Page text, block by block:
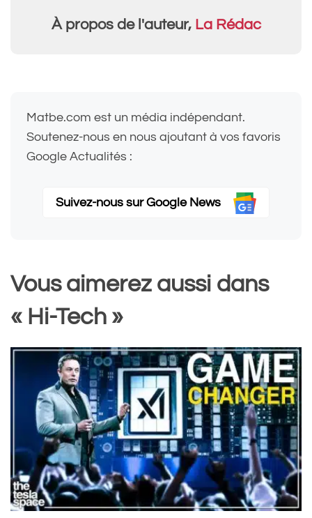
À propos de l'auteur, La Rédac
Matbe.com est un média indépendant.
Soutenez-nous en nous ajoutant à vos favoris
Google Actualités :
Suivez-nous sur Google News
Vous aimerez aussi dans
« Hi-Tech »